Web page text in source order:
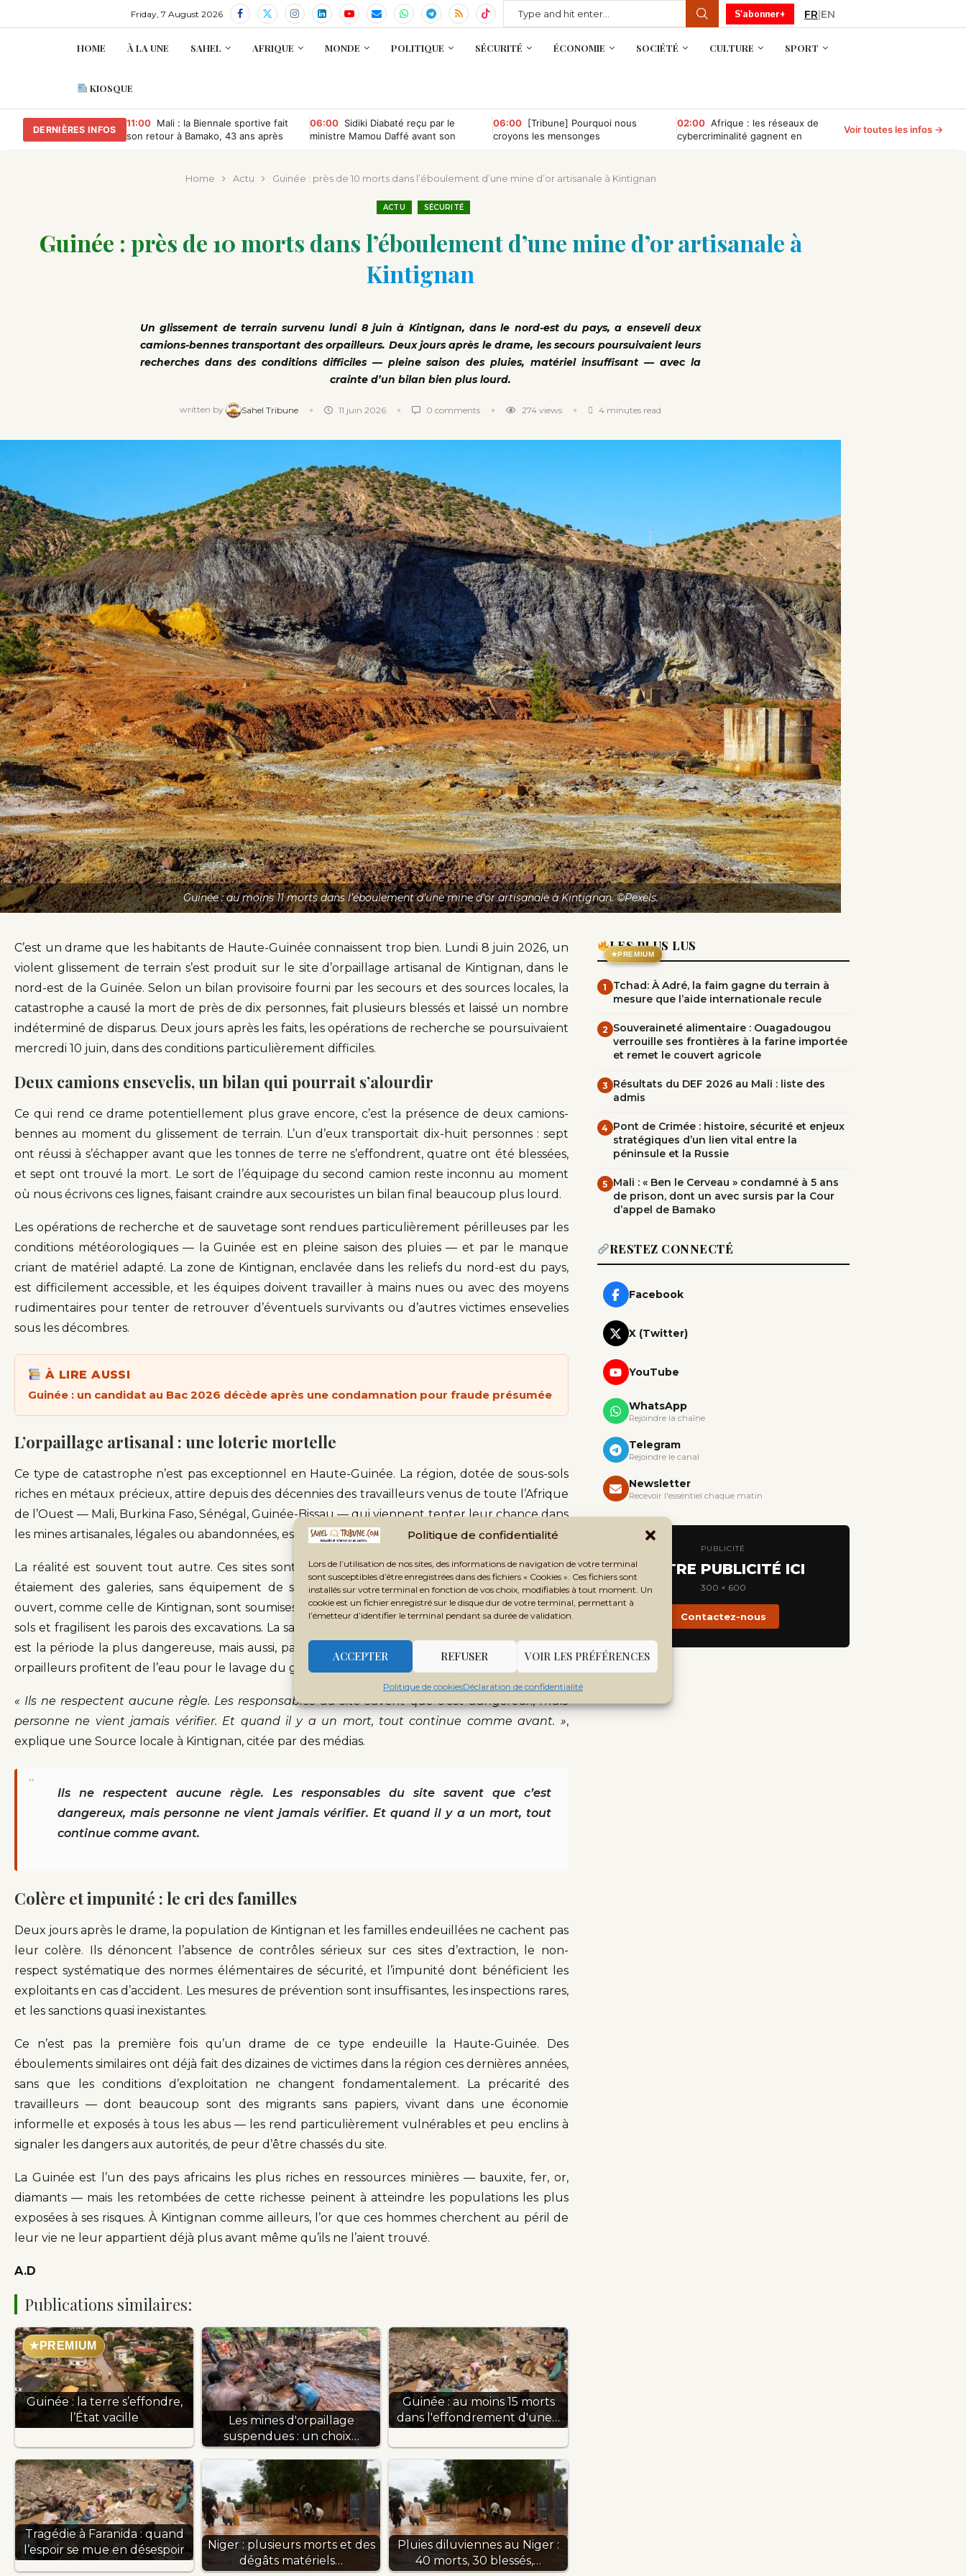
Politique de confidentialité
Lors de l’utilisation de nos sites, des informations de navigation de votre terminal
sont susceptibles d’être enregistrées dans des fichiers « Cookies ». Ces fichiers sont
installés sur votre terminal en fonction de vos choix, modifiables à tout moment. Un
cookie est un fichier enregistré sur le disque dur de votre terminal, permettant à
l’émetteur d’identifier le terminal pendant sa durée de validation.
ACCEPTER REFUSER VOIR LES PRÉFÉRENCES
Politique de cookiesDéclaration de confidentialité
Friday, 7 August 2026 S'abonner+ FR|EN
HOME À LA UNE SAHEL AFRIQUE MONDE POLITIQUE SÉCURITÉ ÉCONOMIE SOCIÉTÉ CULTURE SPORT
KIOSQUE
DERNIÈRES INFOS
11:00 Mali : la Biennale sportive fait
son retour à Bamako, 43 ans après
06:00 Sidiki Diabaté reçu par le
ministre Mamou Daffé avant son
06:00 [Tribune] Pourquoi nous
croyons les mensonges
02:00 Afrique : les réseaux de
cybercriminalité gagnent en
Voir toutes les infos →
Home Actu Guinée : près de 10 morts dans l’éboulement d’une mine d’or artisanale à Kintignan
ACTU SÉCURITÉ
Guinée : près de 10 morts dans l’éboulement d’une mine d’or artisanale à
Kintignan
Un glissement de terrain survenu lundi 8 juin à Kintignan, dans le nord-est du pays, a enseveli deux
camions-bennes transportant des orpailleurs. Deux jours après le drame, les secours poursuivaient leurs
recherches dans des conditions difficiles — pleine saison des pluies, matériel insuffisant — avec la
crainte d’un bilan bien plus lourd.
written by Sahel Tribune 11 juin 2026 0 comments 274 views 4 minutes read
Guinée : au moins 11 morts dans l’éboulement d’une mine d’or artisanale à Kintignan. ©Pexels.
C’est un drame que les habitants de Haute-Guinée connaissent trop bien. Lundi 8 juin 2026, un
violent glissement de terrain s’est produit sur le site d’orpaillage artisanal de Kintignan, dans le
nord-est de la Guinée. Selon un bilan provisoire fourni par les secours et des sources locales, la
catastrophe a causé la mort de près de dix personnes, fait plusieurs blessés et laissé un nombre
indéterminé de disparus. Deux jours après les faits, les opérations de recherche se poursuivaient
mercredi 10 juin, dans des conditions particulièrement difficiles.
Deux camions ensevelis, un bilan qui pourrait s’alourdir
Ce qui rend ce drame potentiellement plus grave encore, c’est la présence de deux camions-
bennes au moment du glissement de terrain. L’un d’eux transportait dix-huit personnes : sept
ont réussi à s’échapper avant que les tonnes de terre ne s’effondrent, quatre ont été blessées,
et sept ont trouvé la mort. Le sort de l’équipage du second camion reste inconnu au moment
où nous écrivons ces lignes, faisant craindre aux secouristes un bilan final beaucoup plus lourd.
Les opérations de recherche et de sauvetage sont rendues particulièrement périlleuses par les
conditions météorologiques — la Guinée est en pleine saison des pluies — et par le manque
criant de matériel adapté. La zone de Kintignan, enclavée dans les reliefs du nord-est du pays,
est difficilement accessible, et les équipes doivent travailler à mains nues ou avec des moyens
rudimentaires pour tenter de retrouver d’éventuels survivants ou d’autres victimes ensevelies
sous les décombres.
À LIRE AUSSI
Guinée : un candidat au Bac 2026 décède après une condamnation pour fraude présumée
L’orpaillage artisanal : une loterie mortelle
Ce type de catastrophe n’est pas exceptionnel en Haute-Guinée. La région, dotée de sous-sols
riches en métaux précieux, attire depuis des décennies des travailleurs venus de toute l’Afrique
de l’Ouest — Mali, Burkina Faso, Sénégal, Guinée-Bissau — qui viennent tenter leur chance dans
les mines artisanales, légales ou abandonnées, espérant y trouver l’or qui transformerait leur vie.
La réalité est souvent tout autre. Ces sites sont exploités sans plans d’extraction sérieux, sans
étaiement des galeries, sans équipement de sécurité digne de ce nom. Les carrières à ciel
ouvert, comme celle de Kintignan, sont soumises aux aléas des pluies tropicales qui saturent les
sols et fragilisent les parois des excavations. La saison des pluies — qui court de mai à octobre —
est la période la plus dangereuse, mais aussi, paradoxalement, l’une des plus fréquentées : les
orpailleurs profitent de l’eau pour le lavage du gravier aurifère.
« Ils ne respectent aucune règle. Les responsables du site savent que c’est dangereux, mais
personne ne vient jamais vérifier. Et quand il y a un mort, tout continue comme avant. »,
explique une Source locale à Kintignan, citée par des médias.
“
Ils ne respectent aucune règle. Les responsables du site savent que c’est
dangereux, mais personne ne vient jamais vérifier. Et quand il y a un mort, tout
continue comme avant.
Colère et impunité : le cri des familles
Deux jours après le drame, la population de Kintignan et les familles endeuillées ne cachent pas
leur colère. Ils dénoncent l’absence de contrôles sérieux sur ces sites d’extraction, le non-
respect systématique des normes élémentaires de sécurité, et l’impunité dont bénéficient les
exploitants en cas d’accident. Les mesures de prévention sont insuffisantes, les inspections rares,
et les sanctions quasi inexistantes.
Ce n’est pas la première fois qu’un drame de ce type endeuille la Haute-Guinée. Des
éboulements similaires ont déjà fait des dizaines de victimes dans la région ces dernières années,
sans que les conditions d’exploitation ne changent fondamentalement. La précarité des
travailleurs — dont beaucoup sont des migrants sans papiers, vivant dans une économie
informelle et exposés à tous les abus — les rend particulièrement vulnérables et peu enclins à
signaler les dangers aux autorités, de peur d’être chassés du site.
La Guinée est l’un des pays africains les plus riches en ressources minières — bauxite, fer, or,
diamants — mais les retombées de cette richesse peinent à atteindre les populations les plus
exposées à ses risques. À Kintignan comme ailleurs, l’or que ces hommes cherchent au péril de
leur vie ne leur appartient déjà plus avant même qu’ils ne l’aient trouvé.
A.D
Publications similaires:
★PREMIUM
Guinée : la terre s’effondre,
l’État vacille
Les mines d'orpaillage
suspendues : un choix…
Guinée : au moins 15 morts
dans l'effondrement d'une…
Tragédie à Faranida : quand
l’espoir se mue en désespoir
Niger : plusieurs morts et des
dégâts matériels…
Pluies diluviennes au Niger :
40 morts, 30 blessés,…
★PREMIUM
LES PLUS LUS
1
Tchad: À Adré, la faim gagne du terrain à
mesure que l’aide internationale recule
2 Souveraineté alimentaire : Ouagadougou
verrouille ses frontières à la farine importée
et remet le couvert agricole
3 Résultats du DEF 2026 au Mali : liste des
admis
4 Pont de Crimée : histoire, sécurité et enjeux
stratégiques d’un lien vital entre la
péninsule et la Russie
5 Mali : « Ben le Cerveau » condamné à 5 ans
de prison, dont un avec sursis par la Cour
d’appel de Bamako
RESTEZ CONNECTÉ
Facebook
X (Twitter)
YouTube
WhatsApp
Rejoindre la chaîne
Telegram
Rejoindre le canal
Newsletter
Recevoir l'essentiel chaque matin
PUBLICITÉ
VOTRE PUBLICITÉ ICI
300 × 600
Contactez-nous